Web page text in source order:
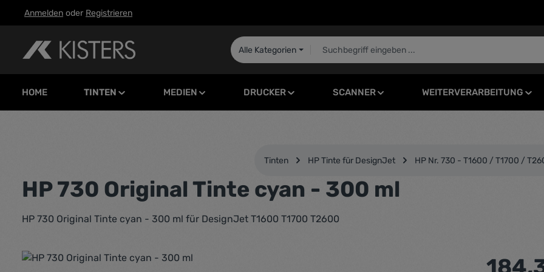
Hauptinhalt springen
Zur Suche springen
Zur Hauptnavigation springen
Anmelden oder Registrieren
Alle Kategorien
HOME TINTEN MEDIEN DRUCKER SCANNER WEITERVERARBEITUNG
Tinten HP Tinte für DesignJet HP Nr. 730 - T1600 / T1700 /
HP 730 Original Tinte cyan - 300 ml
HP 730 Original Tinte cyan - 300 ml für DesignJet T1600 T1700 T2600
Bildergalerie überspringen Regulärer